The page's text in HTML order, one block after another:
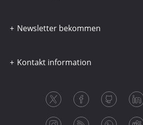
Newsletter bekommen
Kontakt information